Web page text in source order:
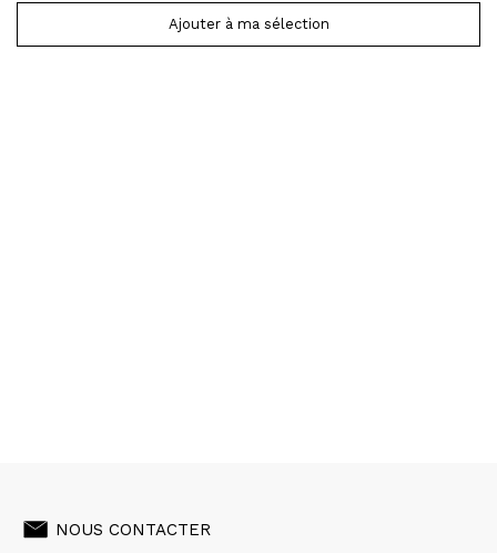
Ajouter à ma sélection
NOUS CONTACTER